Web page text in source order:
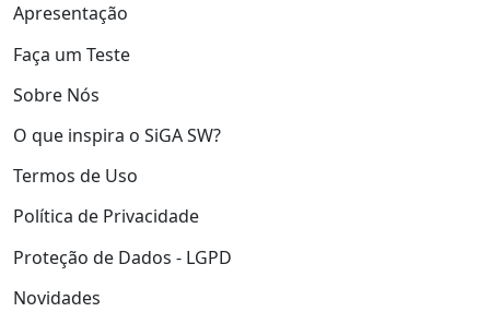
Apresentação
Faça um Teste
Sobre Nós
O que inspira o SiGA SW?
Termos de Uso
Política de Privacidade
Proteção de Dados - LGPD
Novidades